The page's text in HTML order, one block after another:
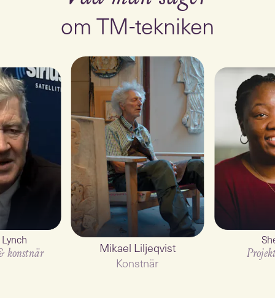
om TM-tekniken
konstnär
Mikael Liljeqvist
Konstnär